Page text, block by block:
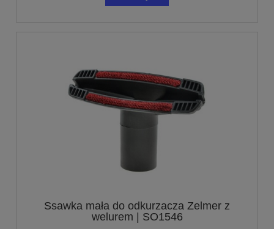
Ssawka mała do odkurzacza Zelmer z
welurem | SO1546